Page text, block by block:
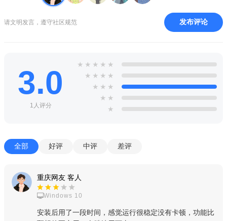
扩展支持：安卓版可通过Chrome Web Store安装部分扩展，
增强浏览器功能。
暗黑模式：跟随系统或手动开启，夜间浏览更护眼。
内置翻译：一键翻译外文网页，支持103种语言。
高危避坑：
安装恶意修改版导致隐私泄露。
能；如遇同步失败，请检查网络是否可访问谷歌服务（必要时开
启加速器）。
优化技巧：进入设置-网站设置，可关闭JavaScript或广告拦截，
请文明发言，遵守社区规范 发布评论
3.0
1人评分
★ ★ ★ ★ ★
★ ★ ★ ★
★ ★ ★
★ ★
★
全部 好评 中评 差评
重庆网友 客人
Windows 10
安装后用了一段时间，感觉运行很稳定没有卡顿，功能比